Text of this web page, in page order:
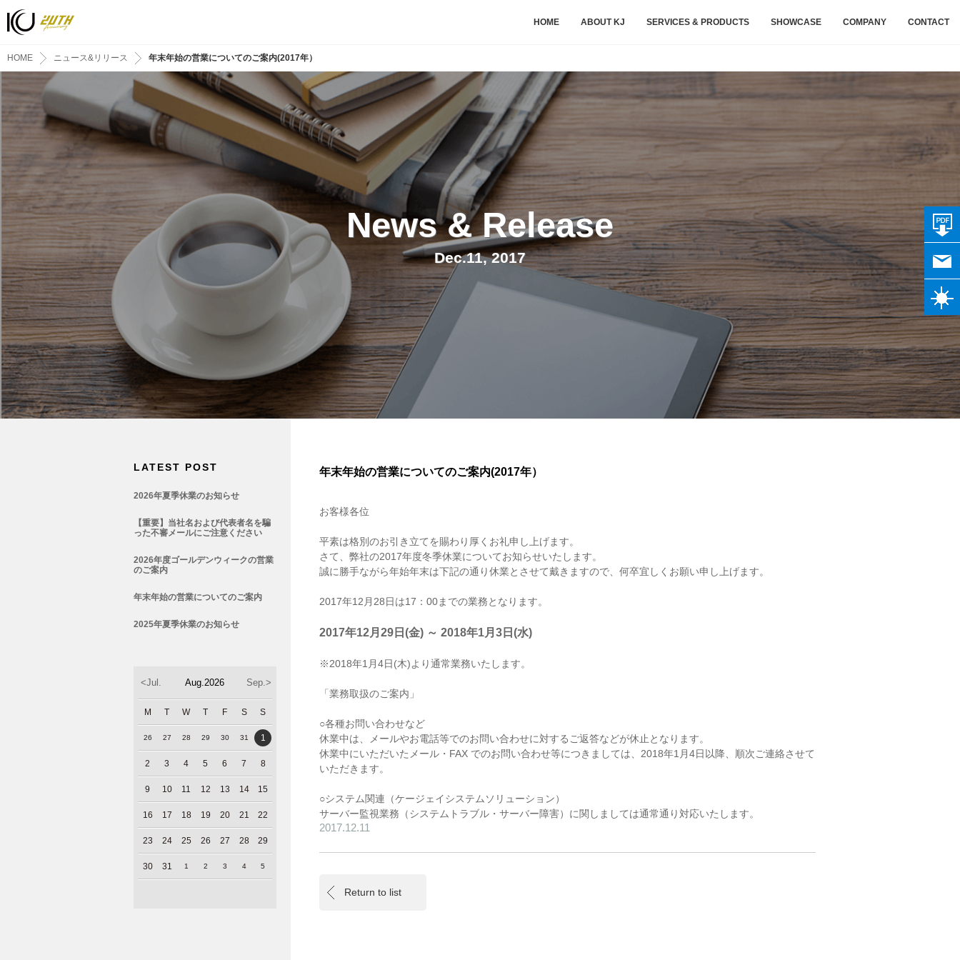
HOME ABOUT KJ SERVICES & PRODUCTS SHOWCASE COMPANY CONTACT
HOME ニュース&リリース 年末年始の営業についてのご案内(2017年）
News & Release
Dec.11, 2017
年末年始の営業についてのご案内(2017年）
お客様各位
平素は格別のお引き立てを賜わり厚くお礼申し上げます。
さて、弊社の2017年度冬季休業についてお知らせいたします。
誠に勝手ながら年始年末は下記の通り休業とさせて戴きますので、何卒宜しくお願い申し上げます。
2017年12月28日は17：00までの業務となります。
2017年12月29日(金) ～ 2018年1月3日(水)
※2018年1月4日(木)より通常業務いたします。
「業務取扱のご案内」
○各種お問い合わせなど
休業中は、メールやお電話等でのお問い合わせに対するご返答などが休止となります。
休業中にいただいたメール・FAX でのお問い合わせ等につきましては、2018年1月4日以降、順次ご連絡させて
いただきます。
○システム関連（ケージェイシステムソリューション）
サーバー監視業務（システムトラブル・サーバー障害）に関しましては通常通り対応いたします。
2017.12.11
Return to list
LATEST POST
2026年夏季休業のお知らせ
【重要】当社名および代表者名を騙
った不審メールにご注意ください
2026年度ゴールデンウィークの営業
のご案内
年末年始の営業についてのご案内
2025年夏季休業のお知らせ
<Jul. Aug.2026 Sep.>
M T W T F S S
26 27 28 29 30 31 1
2 3 4 5 6 7 8
9 10 11 12 13 14 15
16 17 18 19 20 21 22
23 24 25 26 27 28 29
30 31 1 2 3 4 5